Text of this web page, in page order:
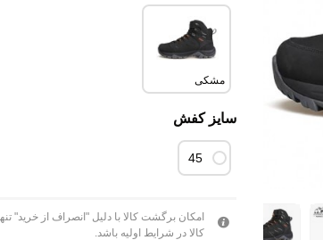
مشکی
سایز کفش
45
امکان برگشت کالا با دلیل "انصراف از خرید"
کالا در شرایط اولیه باشد.